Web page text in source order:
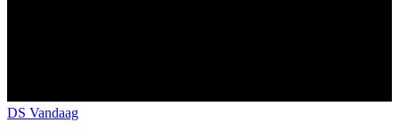
DS Vandaag